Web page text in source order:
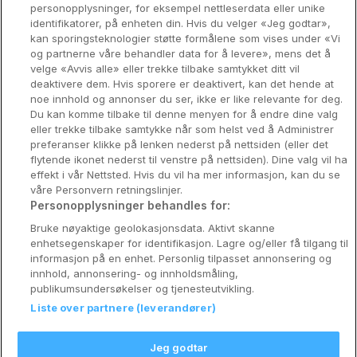
Bergen
Utforsk Norden
Om Coop HotellKupp
Konkurranse
Koselig avbrekk
Velvære i var
Premiumhotell
Venninnetur
Reservasjonsspørsmål:
personopplysninger, for eksempel nettleserdata eller unike
identifikatorer, på enheten din. Hvis du velger «Jeg godtar»,
kan sporingsteknologier støtte formålene som vises under «Vi
og partnerne våre behandler data for å levere», mens det å
velge «Avvis alle» eller trekke tilbake samtykket ditt vil
deaktivere dem. Hvis sporere er deaktivert, kan det hende at
noe innhold og annonser du ser, ikke er like relevante for deg.
Du kan komme tilbake til denne menyen for å endre dine valg
eller trekke tilbake samtykke når som helst ved å Administrer
preferanser klikke på lenken nederst på nettsiden (eller det
flytende ikonet nederst til venstre på nettsiden). Dine valg vil ha
effekt i vår Nettsted. Hvis du vil ha mer informasjon, kan du se
våre Personvern retningslinjer.
Personopplysninger behandles for:
Bruke nøyaktige geolokasjonsdata. Aktivt skanne
enhetsegenskaper for identifikasjon. Lagre og/eller få tilgang til
informasjon på en enhet. Personlig tilpasset annonsering og
innhold, annonsering- og innholdsmåling,
publikumsundersøkelser og tjenesteutvikling.
Liste over partnere (leverandører)
Jeg godtar